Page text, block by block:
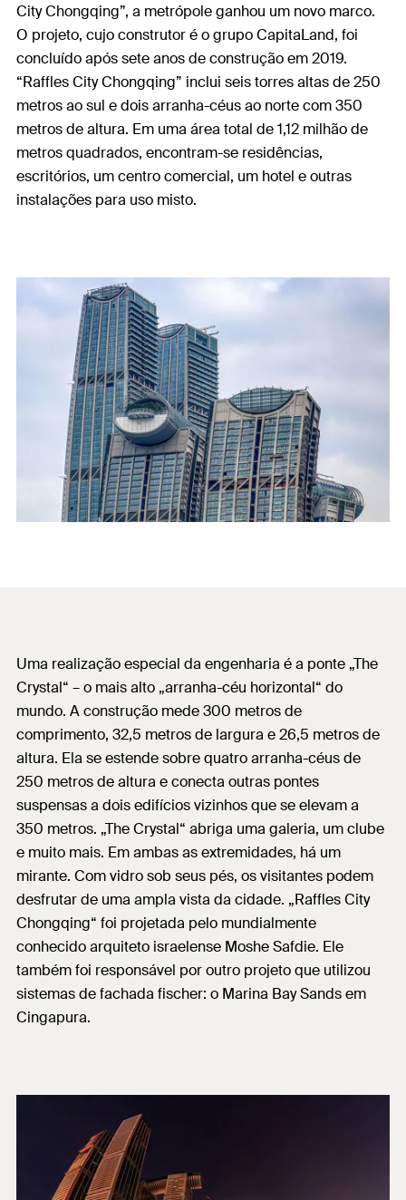
City Chongqing”, a metrópole ganhou um novo marco.
O projeto, cujo construtor é o grupo CapitaLand, foi
concluído após sete anos de construção em 2019.
“Raffles City Chongqing” inclui seis torres altas de 250
metros ao sul e dois arranha-céus ao norte com 350
metros de altura. Em uma área total de 1,12 milhão de
metros quadrados, encontram-se residências,
escritórios, um centro comercial, um hotel e outras
instalações para uso misto.
Uma realização especial da engenharia é a ponte „The
Crystal“ – o mais alto „arranha-céu horizontal“ do
mundo. A construção mede 300 metros de
comprimento, 32,5 metros de largura e 26,5 metros de
altura. Ela se estende sobre quatro arranha-céus de
250 metros de altura e conecta outras pontes
suspensas a dois edifícios vizinhos que se elevam a
350 metros. „The Crystal“ abriga uma galeria, um clube
e muito mais. Em ambas as extremidades, há um
mirante. Com vidro sob seus pés, os visitantes podem
desfrutar de uma ampla vista da cidade. „Raffles City
Chongqing“ foi projetada pelo mundialmente
conhecido arquiteto israelense Moshe Safdie. Ele
também foi responsável por outro projeto que utilizou
sistemas de fachada fischer: o Marina Bay Sands em
Cingapura.